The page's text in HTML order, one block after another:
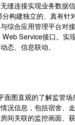
缝连接实现业务数据
构建独立的、真有针
综合应用管理平台对
Service接口。实
态、信息联动。
面图直观的了解监管场
况信息，包括宿舍、
间关联的监控画面、